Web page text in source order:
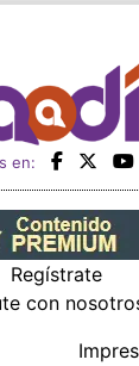
en:
Regístrate
con